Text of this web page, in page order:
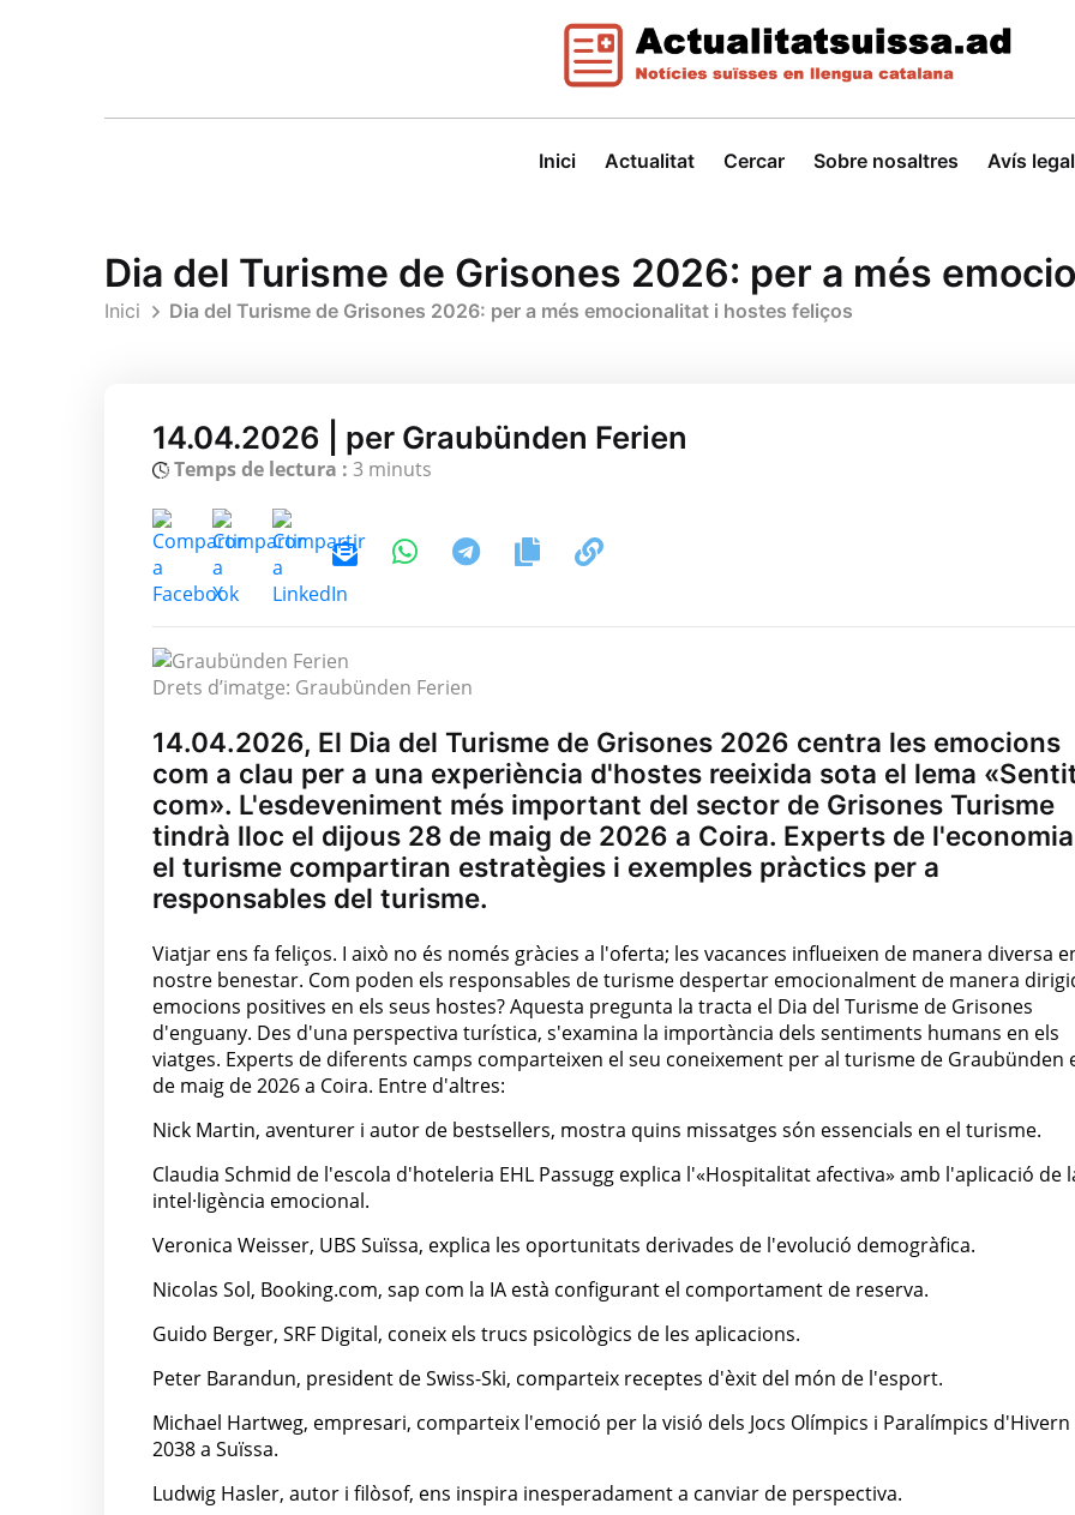
Inici Actualitat Cercar Sobre nosaltres Avís legal
Dia del Turisme de Grisones 2026: per a més
Inici Dia del Turisme de Grisones 2026: per a més emocionalitat i hostes feliços
14.04.2026 | per Graubünden Ferien
Temps de lectura : 3 minuts
Drets d’imatge: Graubünden Ferien
14.04.2026, El Dia del Turisme de Grisones 2026 centra les emocions
com a clau per a una experiència d'hostes reeixida sota el lema
com». L'esdeveniment més important del sector de Grisones Turisme
tindrà lloc el dijous 28 de maig de 2026 a Coira. Experts de
el turisme compartiran estratègies i exemples pràctics per a
responsables del turisme.
Viatjar ens fa feliços. I això no és només gràcies a l'oferta; les vacances influeixen de manera diversa
nostre benestar. Com poden els responsables de turisme despertar emocionalment de manera
emocions positives en els seus hostes? Aquesta pregunta la tracta el Dia del Turisme de Grisones
d'enguany. Des d'una perspectiva turística, s'examina la importància dels sentiments humans en els
viatges. Experts de diferents camps comparteixen el seu coneixement per al turisme de Graubünden
de maig de 2026 a Coira. Entre d'altres:
Nick Martin, aventurer i autor de bestsellers, mostra quins missatges són essencials en el turisme.
Claudia Schmid de l'escola d'hoteleria EHL Passugg explica l'«Hospitalitat afectiva» amb l'aplicació de
intel·ligència emocional.
Veronica Weisser, UBS Suïssa, explica les oportunitats derivades de l'evolució demogràfica.
Nicolas Sol, Booking.com, sap com la IA està configurant el comportament de reserva.
Guido Berger, SRF Digital, coneix els trucs psicològics de les aplicacions.
Peter Barandun, president de Swiss-Ski, comparteix receptes d'èxit del món de l'esport.
Michael Hartweg, empresari, comparteix l'emoció per la visió dels Jocs Olímpics i Paralímpics d'Hivern
2038 a Suïssa.
Ludwig Hasler, autor i filòsof, ens inspira inesperadament a canviar de perspectiva.